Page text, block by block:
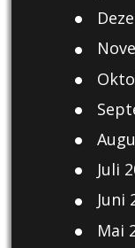
Juli
Juni
Mai